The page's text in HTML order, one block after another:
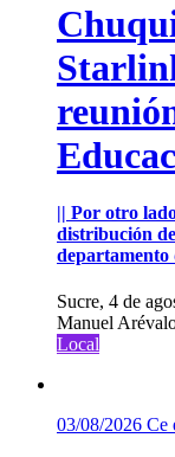
|| Por otro
distribución
departamento
Sucre, 4 de
Manuel
Local
03/08/2026 Ce